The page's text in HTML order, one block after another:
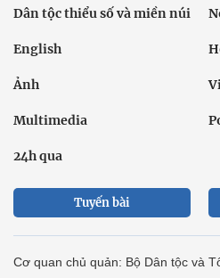
Dân tộc thiểu số và miền núi
English
Ảnh
Multimedia
24h qua
Tuyến bài
Cơ quan chủ quản: Bộ Dân tộc và